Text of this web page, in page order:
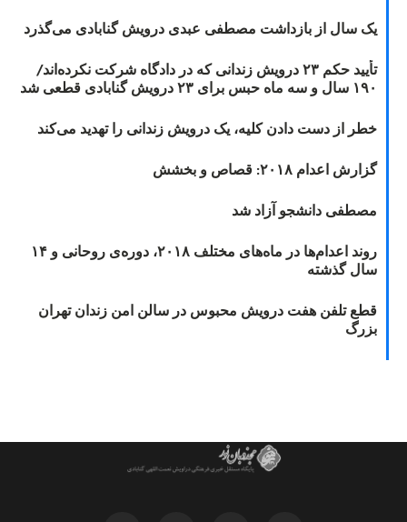
یک سال از بازداشت مصطفی عبدی درویش گنابادی می‌گذرد
تأیید حکم ۲۳ درویش زندانی که در دادگاه شرکت نکرده‌اند/
۱۹۰ سال و سه ماه حبس برای ۲۳ درویش گنابادی قطعی شد
خطر از دست دادن کلیه، یک درویش زندانی را تهدید می‌کند
گزارش اعدام ۲۰۱۸: قصاص و بخشش
مصطفی دانشجو آزاد شد
روند اعدام‌ها در ماه‌های مختلف ۲۰۱۸، دوره‌ی روحانی و ۱۴
سال گذشته
قطع تلفن هفت درویش محبوس در سالن امن زندان تهران
بزرگ